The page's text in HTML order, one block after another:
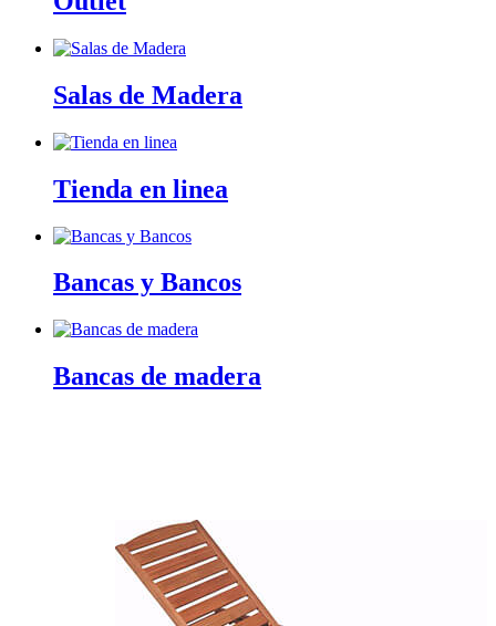
Salas de Madera
Tienda en linea
Bancas y Bancos
Bancas de madera